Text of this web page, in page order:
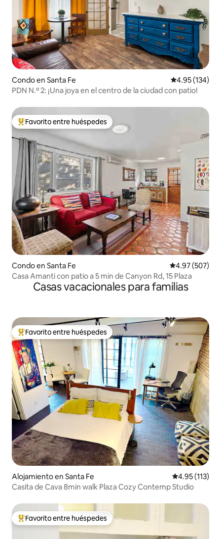
Condo en Santa Fe Calificación
4.95 (134)
PDN N.º 2: ¡Una joya en el centro de la ciudad con patio!
Favorito entre huéspedes preferido
Favorito entre huéspedes
Condo en Santa Fe Calificación
4.97 (507)
Casa Amanti con patio a 5 min de Canyon Rd, 15 Plaza
Casas vacacionales para familias
Favorito entre huéspedes preferido
Favorito entre huéspedes
Alojamiento en Santa Fe Calificación
4.95 (113)
Casita de Cava 8min walk Plaza Cozy Contemp Studio
Favorito entre huéspedes preferido
Favorito entre huéspedes